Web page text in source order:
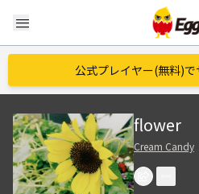
menu
公式プレイヤー(無料)
flower
Cream Candy